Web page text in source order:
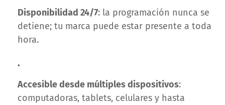
Disponibilidad 24/7: la programación nunca se
detiene; tu marca puede estar presente a toda
hora.
Accesible desde múltiples dispositivos:
computadoras, tablets, celulares y hasta